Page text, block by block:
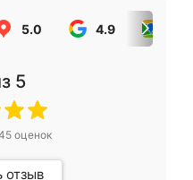
5.0 4.9
5
оценок
отзыв